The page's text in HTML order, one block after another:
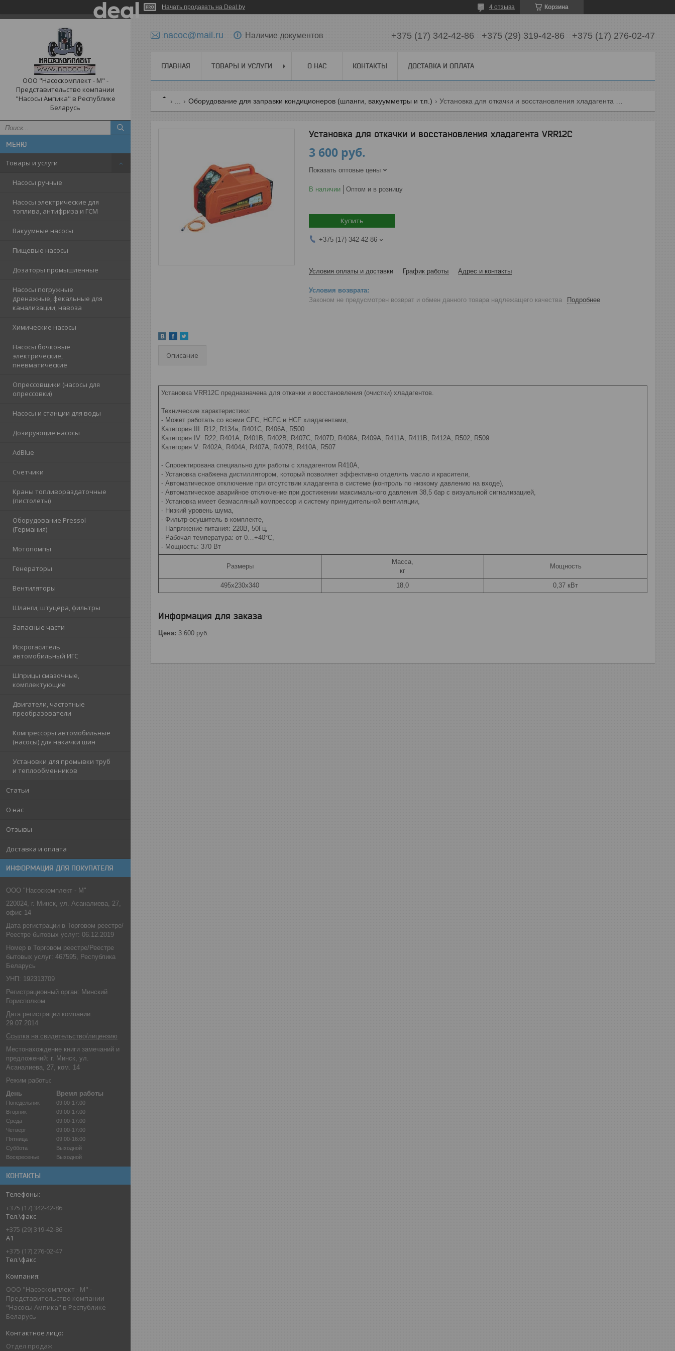
Начать продавать на Deal.by Корзина
4 отзыва
ООО "Насоскомплект - М" -
Представительство компании
"Насосы Ампика" в Республике
Беларусь
Товары и услуги
Насосы ручные
Насосы электрические для
топлива, антифриза и ГСМ
Вакуумные насосы
Пищевые насосы
Дозаторы промышленные
Насосы погружные
дренажные, фекальные для
канализации, навоза
Химические насосы
Насосы бочковые
электрические,
пневматические
Опрессовщики (насосы для
опрессовки)
Насосы и станции для воды
Дозирующие насосы
AdBlue
Счетчики
Краны топливораздаточные
(пистолеты)
Оборудование Pressol
(Германия)
Мотопомпы
Генераторы
Вентиляторы
Шланги, штуцера, фильтры
Запасные части
Искрогаситель
автомобильный ИГС
Шприцы смазочные,
комплектующие
Двигатели, частотные
преобразователи
Компрессоры автомобильные
(насосы) для накачки шин
Установки для промывки труб
и теплообменников
Статьи
О нас
Отзывы
Доставка и оплата
ИНФОРМАЦИЯ ДЛЯ ПОКУПАТЕЛЯ
ООО "Насоскомплект - М"
220024, г. Минск, ул. Асаналиева, 27,
офис 14
Дата регистрации в Торговом реестре/
Реестре бытовых услуг: 06.12.2019
Номер в Торговом реестре/Реестре
бытовых услуг: 467595, Республика
Беларусь
УНП: 192313709
Регистрационный орган: Минский
Горисполком
Дата регистрации компании:
29.07.2014
Ссылка на свидетельство/лицензию
Местонахождение книги замечаний и
предложений: г. Минск, ул.
Асаналиева, 27, ком. 14
Режим работы:
День
Время работы
Понедельник
09:00-17:00
Вторник
09:00-17:00
Среда
09:00-17:00
Четверг
09:00-17:00
Пятница
09:00-16:00
Суббота
Выходной
Воскресенье
Выходной
КОНТАКТЫ
+375 (17) 342-42-86
Тел.\факс
+375 (29) 319-42-86
A1
+375 (17) 276-02-47
Тел.\факс
ООО "Насоскомплект - М" -
Представительство компании
"Насосы Ампика" в Республике
Беларусь
Отдел продаж
nacoc@mail.ru Наличие документов +375 (17) 342-42-86 +375 (29) 319-42-86 +375 (17) 276-02-47
ГЛАВНАЯ ТОВАРЫ И УСЛУГИ О НАС КОНТАКТЫ ДОСТАВКА И ОПЛАТА
Оборудование для заправки кондиционеров (шланги, вакуумметры и т.п.)
Установка для откачки и восстановления хладагента VRR12C
3 600 руб.
Показать оптовые цены
В наличии Оптом и в розницу
Купить
+375 (17) 342-42-86
Условия оплаты и доставки График работы Адрес и контакты
Законом не предусмотрен возврат и обмен данного товара надлежащего качества Подробнее
Описание
Установка VRR12C предназначена для откачки и восстановления (очистки) хладагентов.
Технические характеристики:
- Может работать со всеми CFC, HCFC и HCF хладагентами,
Категория III: R12, R134a, R401C, R406A, R500
Категория IV: R22, R401A, R401B, R402B, R407C, R407D, R408A, R409A, R411A, R411B, R412A, R502, R509
Категория V: R402A, R404A, R407A, R407B, R410A, R507
- Спроектирована специально для работы с хладагентом R410A,
- Установка снабжена дистиллятором, который позволяет эффективно отделять масло и красители,
- Автоматическое отключение при отсутствии хладагента в системе (контроль по низкому давлению на входе),
- Автоматическое аварийное отключение при достижении максимального давления 38,5 бар с визуальной сигнализацией,
- Установка имеет безмасляный компрессор и систему принудительной вентиляции,
- Низкий уровень шума,
- Фильтр-осушитель в комплекте,
- Напряжение питания: 220В, 50Гц,
- Рабочая температура: от 0…+40°С,
- Мощность: 370 Вт
Размеры
Масса,
кг
Мощность
495х230х340 18,0 0,37 кВт
Информация для заказа
Цена: 3 600 руб.